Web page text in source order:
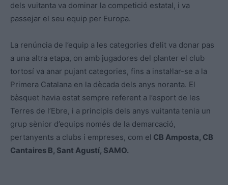
dels vuitanta va dominar la competició estatal, i va
passejar el seu equip per Europa.
La renúncia de l’equip a les categories d’elit va donar pas
a una altra etapa, on amb jugadores del planter el club
tortosí va anar pujant categories, fins a instal·lar-se a la
Primera Catalana en la dècada dels anys noranta. El
bàsquet havia estat sempre referent a l’esport de les
Terres de l’Ebre, i a principis dels anys vuitanta tenia un
grup sènior d’equips només de la demarcació,
pertanyents a clubs i empreses, com el CB Amposta, CB
Cantaires B, Sant Agustí, SAMO.